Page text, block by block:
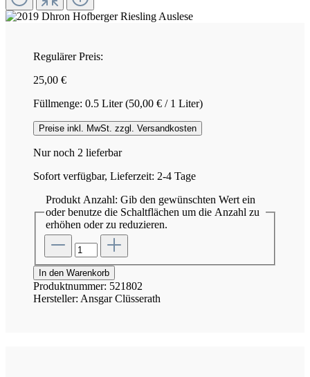
Regulärer Preis:
25,00 €
Füllmenge: 0.5 Liter(50,00 € / 1 Liter)
Preise inkl. MwSt. zzgl. Versandkosten
Nur noch 2 lieferbar
Sofort verfügbar, Lieferzeit: 2-4 Tage
Produkt Anzahl: Gib den gewünschten Wert ein
oder benutze die Schaltflächen um die Anzahl zu
erhöhen oder zu reduzieren.
In den Warenkorb
Produktnummer: 521802
Hersteller: Ansgar Clüsserath